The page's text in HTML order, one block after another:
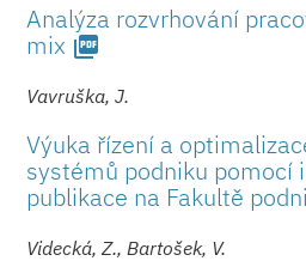
Analýza rozvrhování
mix picture_as_pdf
Vavruška, J.
Výuka řízení a
systémů podniku pomocí
publikace na Fakultě
Videcká, Z., Bartošek, V.